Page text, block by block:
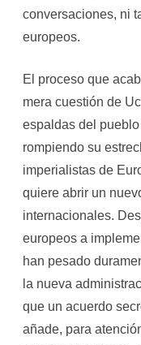
conversaciones, ni
europeos.
El proceso que
mera cuestión de
espaldas del
rompiendo su
imperialistas de
quiere abrir un
internacionales.
europeos a
han pesado
la nueva
que un acuerdo
añade, para